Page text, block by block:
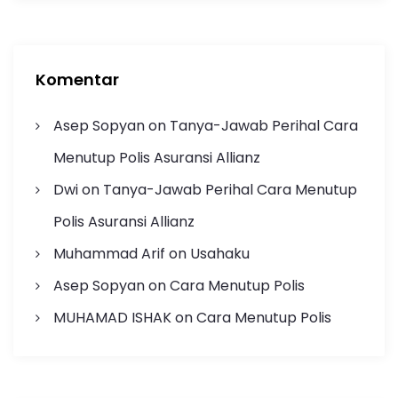
Komentar
Asep Sopyanon Tanya-Jawab Perihal Cara
Menutup Polis Asuransi Allianz
Dwion Tanya-Jawab Perihal Cara Menutup
Polis Asuransi Allianz
Muhammad Arif on Usahaku
Asep SopyanonCara Menutup Polis
MUHAMAD ISHAKonCara Menutup Polis